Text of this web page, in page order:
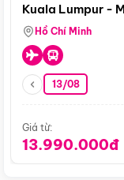
Kuala Lumpur -
Singapore
Hồ Chí Minh
13/08
Giá từ:
13.990.000đ